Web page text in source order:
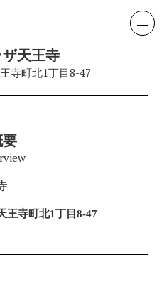
天王寺
寺町北1丁目8-47
要
王寺町北1丁目8-47